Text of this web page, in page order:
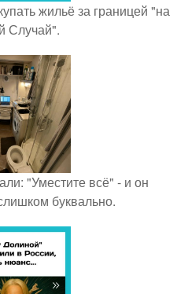
жильё за границей "на
Случай".
"Уместите всё" - и он
буквально.